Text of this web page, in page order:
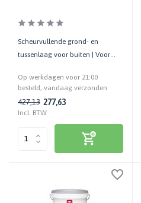
Scheurvullende grond- en
tussenlaag voor buiten | Voor
dispersielagen
Op werkdagen voor 21:00
besteld, vandaag verzonden
427,13 277,63
Incl. BTW